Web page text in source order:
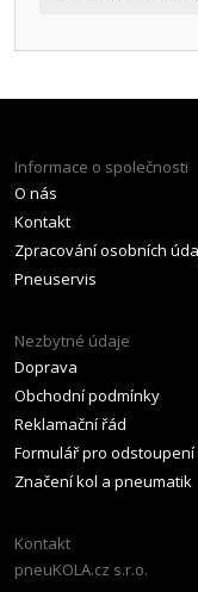
Informace o společnosti
O nás
Kontakt
Zpracování osobních
Pneuservis
Nezbytné údaje
Doprava
Obchodní podmínky
Reklamační řád
Formulář pro
Značení kol a pneumatik
Kontakt
pneuKOLA.cz s.r.o.